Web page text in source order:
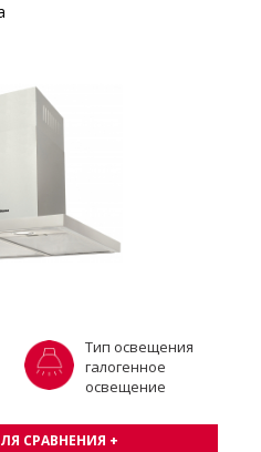
Тип освещения
галогенное
освещение
СРАВНЕНИЯ +